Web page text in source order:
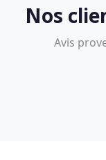
Nos
Avis